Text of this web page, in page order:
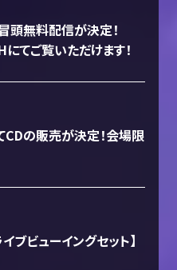
無料配信が決定！
てご覧いただけます！
CDの販売が決定！会場限
ビューイングセット】